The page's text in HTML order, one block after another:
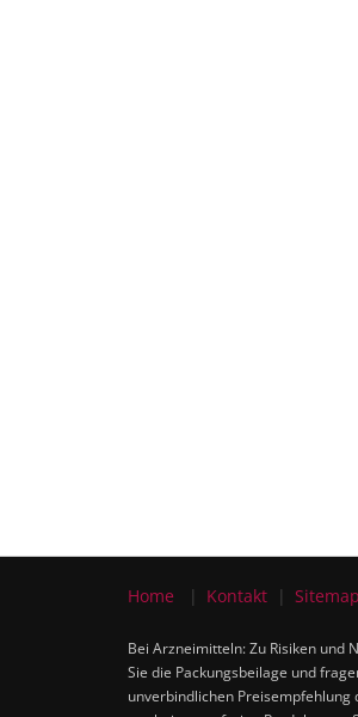
Home Kontakt Sitemap
Bei Arzneimitteln: Zu Risiken und
Sie die Packungsbeilage und
unverbindlichen Preisempfehlung